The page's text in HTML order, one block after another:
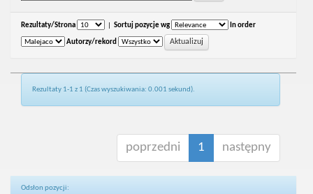
Rezultaty/Strona Sortuj pozycje wg In order
Autorzy/rekord
Rezultaty 1-1 z 1 (Czas wyszukiwania: 0.001 sekund).
poprzedni 1 następny
Odsłon pozycji: